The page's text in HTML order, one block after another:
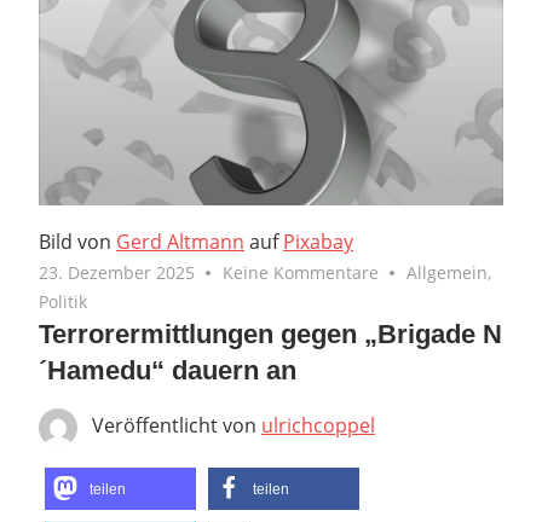
Bild von Gerd Altmann aufPixabay
23. Dezember 2025 Keine Kommentare Allgemein,
Politik
Terrorermittlungen gegen „Brigade N
´Hamedu“ dauern an
Veröffentlicht von ulrichcoppel
teilen teilen